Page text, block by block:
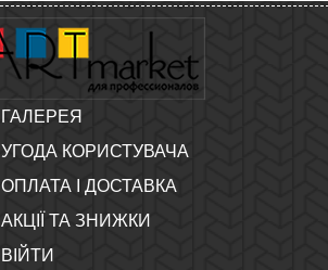
ГАЛЕРЕЯ
УГОДА КОРИСТУВАЧА
ОПЛАТА І ДОСТАВКА
АКЦІЇ ТА ЗНИЖКИ
ВІЙТИ